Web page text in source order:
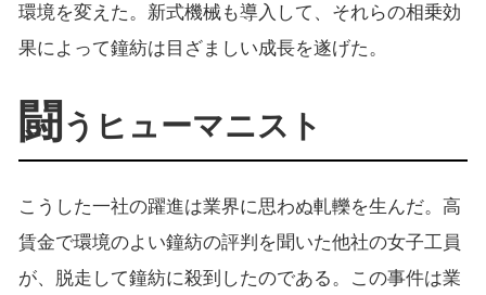
環境を変えた。新式機械も導入して、それらの相乗効
果によって鐘紡は目ざましい成長を遂げた。
闘 うヒューマニスト
こうした一社の躍進は業界に思わぬ軋轢を生んだ。高
賃金で環境のよい鐘紡の評判を聞いた他社の女子工員
が、脱走して鐘紡に殺到したのである。この事件は業